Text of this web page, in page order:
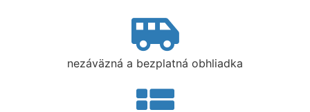
nezáväzná a bezplatná obhliadka